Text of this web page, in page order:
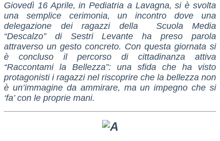
Giovedì 16 Aprile, in Pediatria a Lavagna, si è svolta
una semplice cerimonia, un incontro dove una
delegazione dei ragazzi della Scuola Media
“Descalzo” di Sestri Levante ha preso parola
attraverso un gesto concreto. Con questa giornata si
è concluso il percorso di cittadinanza attiva
“Raccontami la Bellezza”: una sfida che ha visto
protagonisti i ragazzi nel riscoprire che la bellezza non
è un’immagine da ammirare, ma un impegno che si
‘fa’ con le proprie mani.